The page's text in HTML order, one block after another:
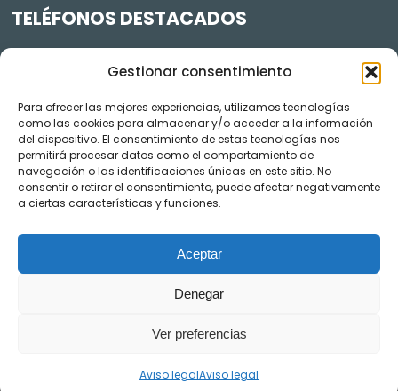
Gestionar consentimiento
Para ofrecer las mejores experiencias, utilizamos tecnologías
como las cookies para almacenar y/o acceder a la información
del dispositivo. El consentimiento de estas tecnologías nos
permitirá procesar datos como el comportamiento de
navegación o las identificaciones únicas en este sitio. No
consentir o retirar el consentimiento, puede afectar negativamente
a ciertas características y funciones.
Aceptar
Denegar
Ver preferencias
Aviso legalAviso legal
TELÉFONOS DESTACADOS
605 834 045
948 368 156
Jardinería y Agenda Local 2030
948 074 848
TRANSPARENCIA
Videos de los plenos en YouTube
EJERCICIO DE DERECHOS ARSOL
ACCESIBILIDAD